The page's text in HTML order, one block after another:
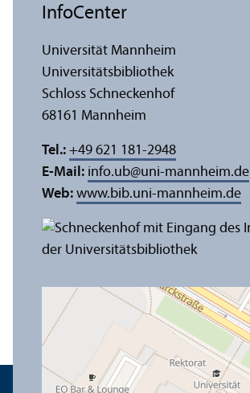
InfoCenter
Universität Mannheim
Universitäts­bibliothek
Schloss Schneckenhof
68161 Mannheim
Tel.: +49 621 181-2948
E-Mail: info.ub@uni-mannheim.de
Web: www.bib.uni-mannheim.de